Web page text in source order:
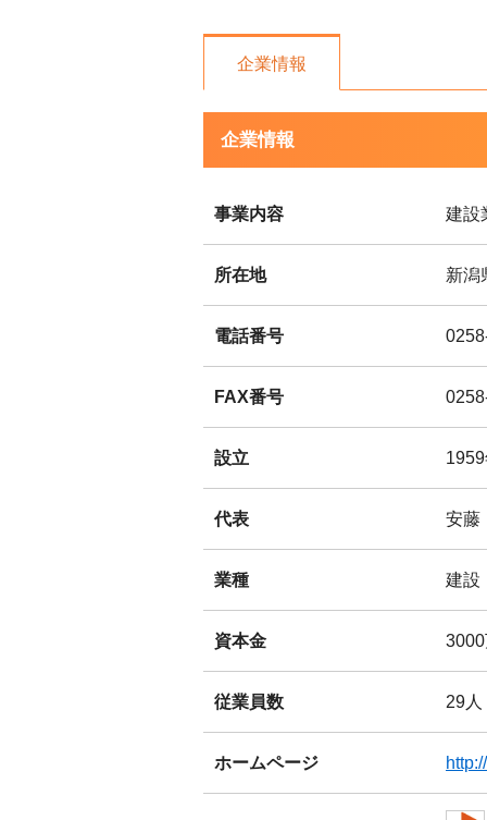
企業情報
企業情報
事業内容 建設
所在地 新潟
電話番号
FAX番号
設立
代表 安
業種 建設
資本金
従業員数 29人
ホームページ